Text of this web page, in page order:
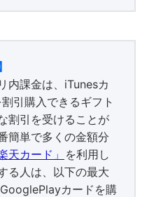
内課金は、iTunesカ
引購入できるギフト
割引を受けることが
簡単で多くの金額分
天カード」 を利用し
る人は、以下の最大
カードを購